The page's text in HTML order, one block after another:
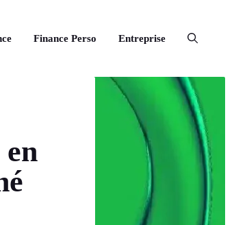
Finance Perso Entreprise